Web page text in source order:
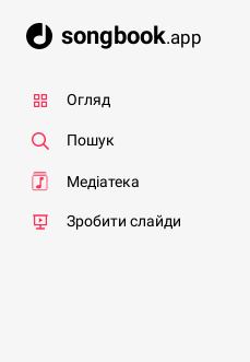
songbook.app
Огляд
Пошук
Медіатека
Зробити слайди